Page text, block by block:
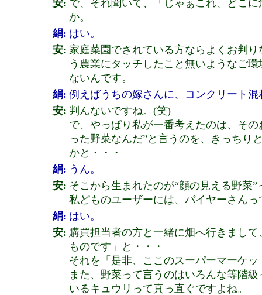
安: で、それ聞いて、「じゃぁこれ、どこ
か。
絹: はい。
安: 家庭菜園でされている方ならよくお判
う農業にタッチしたこと無いようなご
ないんです。
絹: 例えばうちの嫁さんに、コンクリート
安: 判んないですね。(笑)
で、やっぱり私が一番考えたのは、そ
った野菜なんだ”と言うのを、きっちり
かと・・・
絹: うん。
安: そこから生まれたのが“顔の見える野菜
私どものユーザーには、バイヤーさん
絹: はい。
安: 購買担当者の方と一緒に畑へ行きまし
ものです」と・・・
それを「是非、ここのスーパーマーケ
また、野菜って言うのはいろんな等階
いるキュウリって真っ直ぐですよね。